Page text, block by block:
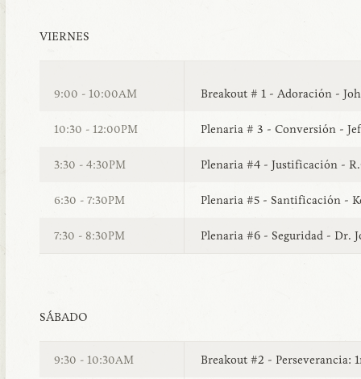
VIERNES
9:00 - 10:00AM Breakout # 1 - Adoración -
10:30 - 12:00PM Plenaria # 3 - Conversión -
3:30 - 4:30PM Plenaria #4 - Justificación -
6:30 - 7:30PM Plenaria #5 - Santificación -
7:30 - 8:30PM Plenaria #6 - Seguridad - Dr.
SÁBADO
9:30 - 10:30AM Breakout #2 - Perseverancia: